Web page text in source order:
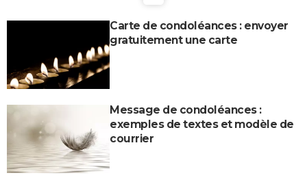
PHOTO
BONS PLANS
Carte de Noël
Carte Bonne année
Carte Saint-Valentin
Carte Pâques
Carte d'anniversaire
DICTIONNAIRE
Dictionnaire
Biographies
Citations
Expressions
Proverbes
PROGRAMME TV
Carte de condoléances : envoyer
gratuitement une carte
Message de condoléances :
exemples de textes et modèle de
courrier